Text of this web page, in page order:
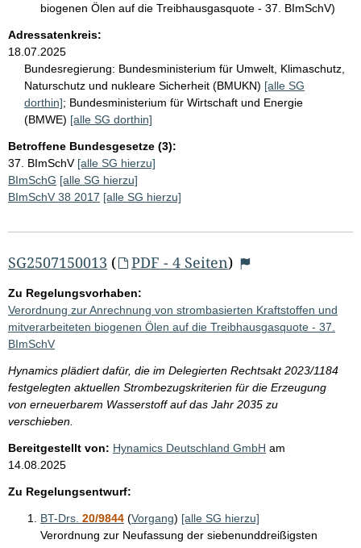
biogenen Ölen auf die Treibhausgasquote - 37. BImSchV)
Adressatenkreis:
18.07.2025
Bundesregierung: Bundesministerium für Umwelt, Klimaschutz,
Naturschutz und nukleare Sicherheit (BMUKN) [alle SG
dorthin]; Bundesministerium für Wirtschaft und Energie
(BMWE) [alle SG dorthin]
Betroffene Bundesgesetze (3):
37. BImSchV [alle SG hierzu]
BImSchG [alle SG hierzu]
BImSchV 38 2017 [alle SG hierzu]
SG2507150013 ( PDF - 4 Seiten)
Zu Regelungsvorhaben:
Verordnung zur Anrechnung von strombasierten Kraftstoffen und
mitverarbeiteten biogenen Ölen auf die Treibhausgasquote - 37.
BImSchV
Hynamics plädiert dafür, die im Delegierten Rechtsakt 2023/1184
festgelegten aktuellen Strombezugskriterien für die Erzeugung
von erneuerbarem Wasserstoff auf das Jahr 2035 zu
verschieben.
Bereitgestellt von: Hynamics Deutschland GmbH am
14.08.2025
Zu Regelungsentwurf:
BT-Drs. 20/9844 (Vorgang) [alle SG hierzu]
Verordnung zur Neufassung der siebenunddreißigsten